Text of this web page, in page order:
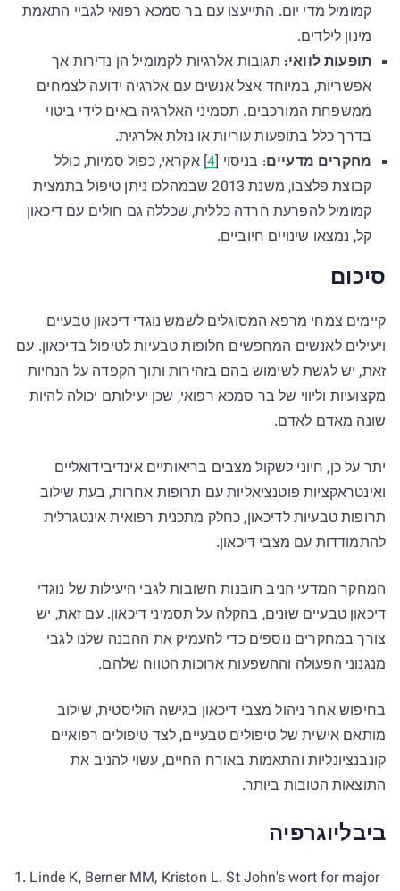
קמומיל מדי יום. התייעצו עם בר סמכא רפואי לגביי התאמת
מינון לילדים.
תופעות לוואי: תגובות אלרגיות לקמומיל הן נדירות אך
אפשריות, במיוחד אצל אנשים עם אלרגיה ידועה לצמחים
ממשפחת המורכבים. תסמיני האלרגיה באים לידי ביטוי
בדרך כלל בתופעות עוריות או נזלת אלרגית.
מחקרים מדעיים: בניסוי [4] אקראי, כפול סמיות, כולל
קבוצת פלצבו, משנת 2013 שבמהלכו ניתן טיפול בתמצית
קמומיל להפרעת חרדה כללית, שכללה גם חולים עם דיכאון
קל, נמצאו שינויים חיוביים.
סיכום
קיימים צמחי מרפא המסוגלים לשמש נוגדי דיכאון טבעיים
ויעילים לאנשים המחפשים חלופות טבעיות לטיפול בדיכאון. עם
זאת, יש לגשת לשימוש בהם בזהירות ותוך הקפדה על הנחיות
מקצועיות וליווי של בר סמכא רפואי, שכן יעילותם יכולה להיות
שונה מאדם לאדם.
יתר על כן, חיוני לשקול מצבים בריאותיים אינדיבידואליים
ואינטראקציות פוטנציאליות עם תרופות אחרות, בעת שילוב
תרופות טבעיות לדיכאון, כחלק מתכנית רפואית אינטגרלית
להתמודדות עם מצבי דיכאון.
המחקר המדעי הניב תובנות חשובות לגבי היעילות של נוגדי
דיכאון טבעיים שונים, בהקלה על תסמיני דיכאון. עם זאת, יש
צורך במחקרים נוספים כדי להעמיק את ההבנה שלנו לגבי
מנגנוני הפעולה וההשפעות ארוכות הטווח שלהם.
בחיפוש אחר ניהול מצבי דיכאון בגישה הוליסטית, שילוב
מותאם אישית של טיפולים טבעיים, לצד טיפולים רפואיים
קונבנציונליות והתאמות באורח החיים, עשוי להניב את
התוצאות הטובות ביותר.
ביבליוגרפיה
1. Linde K, Berner MM, Kriston L. St John's wort for major